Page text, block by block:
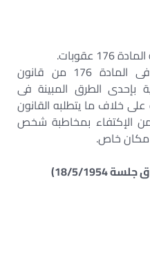
عقوبات.
أن الجريمة المنصوص عليها فى المادة 176 من قانون
بإحدى الطرق المبينة فى
على خلاف ما يتطلبه القانون
من الإكتفاء بمخاطبة شخص
مكان خاص.